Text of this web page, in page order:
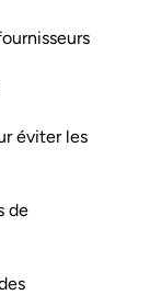
éviter les
de